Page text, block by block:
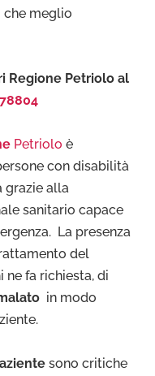
meglio
Regione Petriolo al
Petriolo è
con disabilità
grazie alla
sanitario capace
La presenza
del
ne fa richiesta, di
in modo
sono critiche